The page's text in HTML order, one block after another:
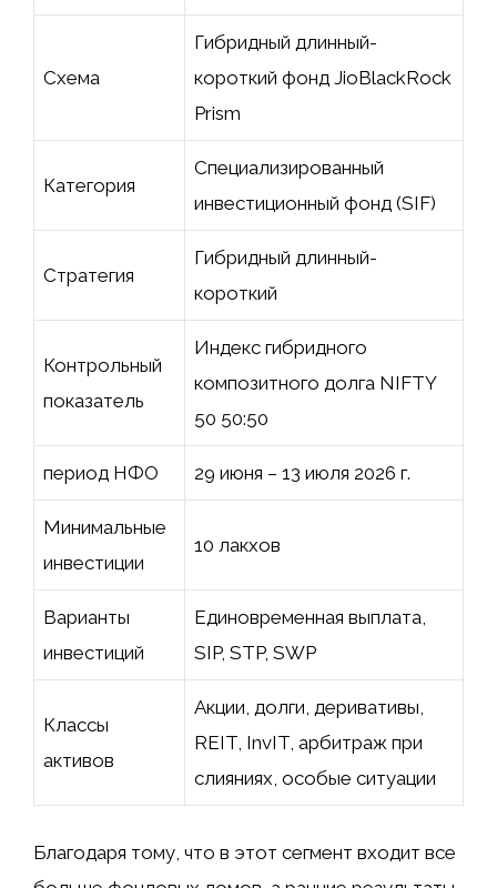
Схема
Гибридный длинный-
короткий фонд JioBlackRock
Prism
Категория
Специализированный
инвестиционный фонд (SIF)
Стратегия
Гибридный длинный-
короткий
Контрольный
показатель
Индекс гибридного
композитного долга NIFTY
50 50:50
период НФО 29 июня – 13 июля 2026 г.
Минимальные
инвестиции
10 лакхов ₹
Варианты
инвестиций
Единовременная выплата,
SIP, STP, SWP
Классы
активов
Акции, долги, деривативы,
REIT, InvIT, арбитраж при
слияниях, особые ситуации
Благодаря тому, что в этот сегмент входит все